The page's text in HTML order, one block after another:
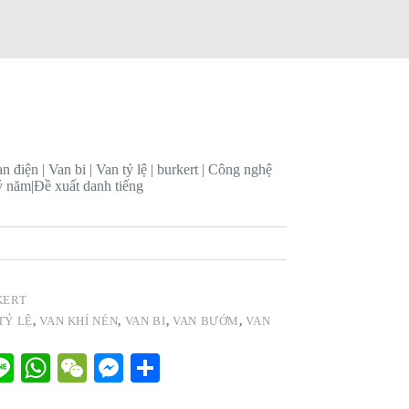
điện | Van bi | Van tỷ lệ | burkert | Công nghệ
năm|Đề xuất danh tiếng
LỆ,VAN KHÍ NÉN, VAN BI, VAN BƯỚM,VAN
Li
W
W
M